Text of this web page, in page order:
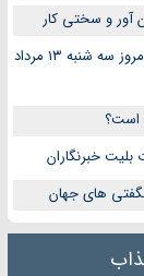
آور و سختی کار
قیمت طلا و سکه و انس جهانی امروز سه شنبه ۱۳ مرداد
خبرنگاران